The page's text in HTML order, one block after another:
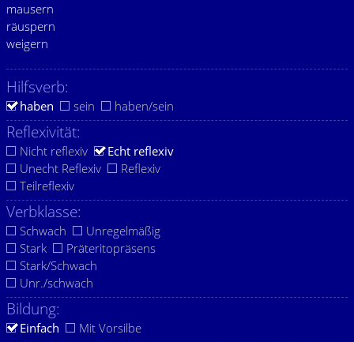
mausern
räuspern
weigern
Hilfsverb:
haben sein haben/sein
Reflexivität:
Nicht reflexiv
Echt reflexiv
Unecht Reflexiv
Reflexiv
Teilreflexiv
Verbklasse:
Schwach
Unregelmäßig
Stark
Präteritopräsens
Stark/Schwach
Unr./schwach
Bildung:
Einfach Mit Vorsilbe